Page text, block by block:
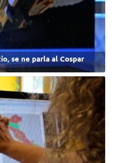
se ne parla al Cospar